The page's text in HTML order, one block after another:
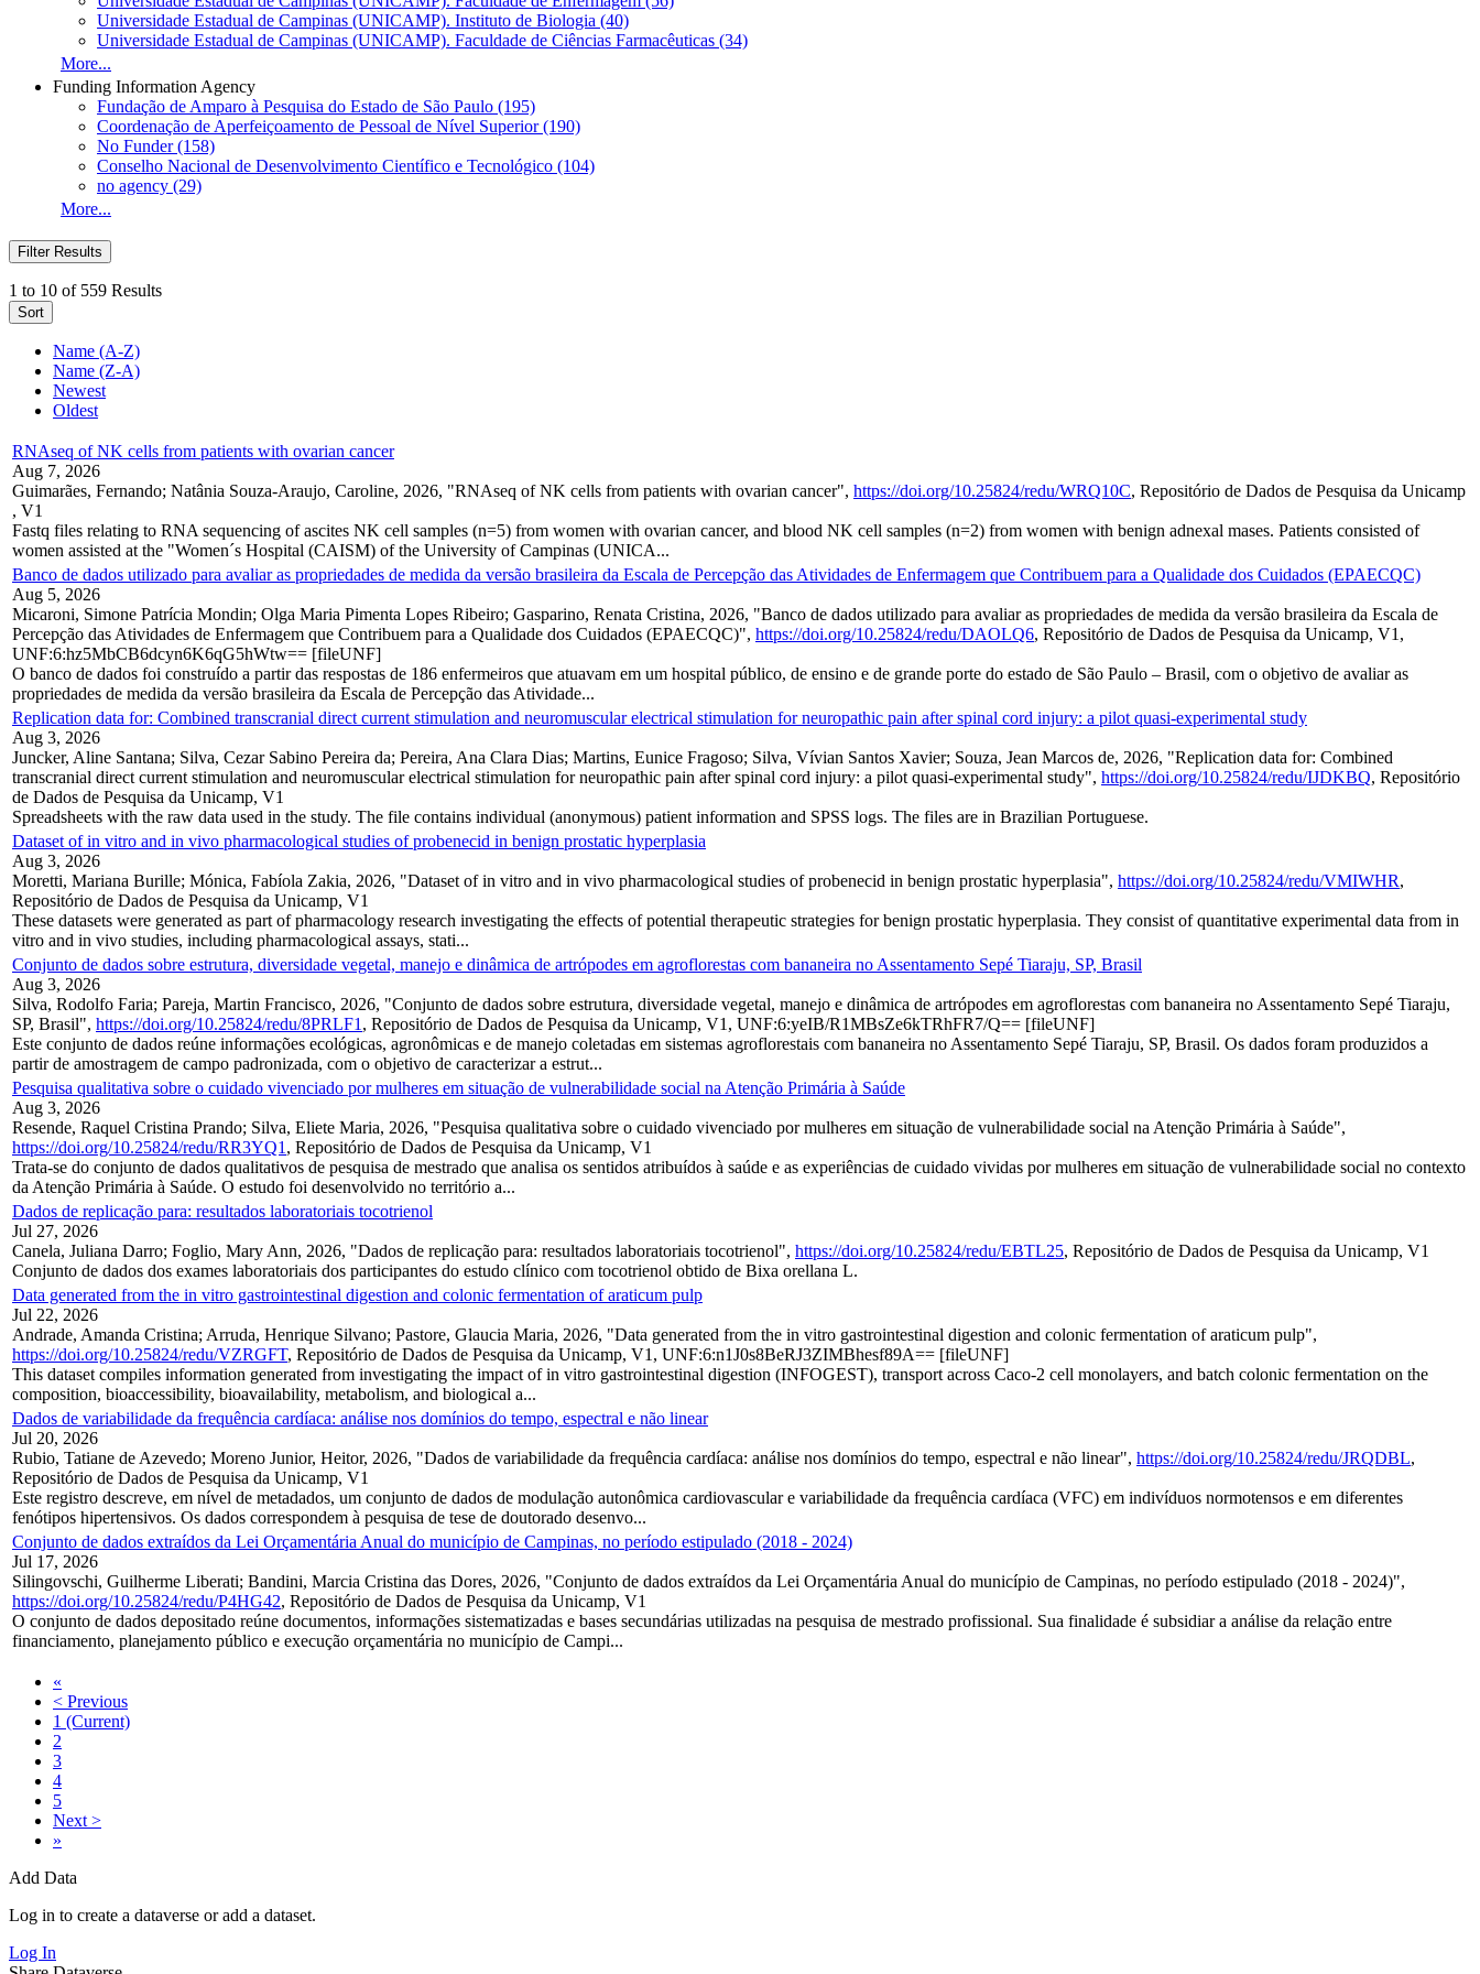
Universidade Estadual de Campinas (UNICAMP). Instituto de Biologia (40)
Universidade Estadual de Campinas (UNICAMP). Faculdade de Ciências Farmacêuticas (34)
More...
Funding Information Agency
Fundação de Amparo à Pesquisa do Estado de São Paulo (195)
Coordenação de Aperfeiçoamento de Pessoal de Nível Superior (190)
No Funder (158)
Conselho Nacional de Desenvolvimento Científico e Tecnológico (104)
no agency (29)
More...
Filter Results
1 to 10 of 559 Results
Sort
Name (A-Z)
Name (Z-A)
Newest
Oldest
RNAseq of NK cells from patients with ovarian cancer
Aug 7, 2026
Guimarães, Fernando; Natânia Souza-Araujo, Caroline, 2026, "RNAseq of NK cells from patients with ovarian cancer", https://doi.org/10.25824/redu/WRQ10C, Repositório de Dados de Pesquisa da Unicamp
, V1
Fastq files relating to RNA sequencing of ascites NK cell samples (n=5) from women with ovarian cancer, and blood NK cell samples (n=2) from women with benign adnexal mases. Patients consisted of
women assisted at the "Women´s Hospital (CAISM) of the University of Campinas (UNICA...
Banco de dados utilizado para avaliar as propriedades de medida da versão brasileira da Escala de Percepção das Atividades de Enfermagem que Contribuem para a Qualidade dos Cuidados (EPAECQC)
Aug 5, 2026
Micaroni, Simone Patrícia Mondin; Olga Maria Pimenta Lopes Ribeiro; Gasparino, Renata Cristina, 2026, "Banco de dados utilizado para avaliar as propriedades de medida da versão brasileira da Escala de
Percepção das Atividades de Enfermagem que Contribuem para a Qualidade dos Cuidados (EPAECQC)", https://doi.org/10.25824/redu/DAOLQ6, Repositório de Dados de Pesquisa da Unicamp, V1,
UNF:6:hz5MbCB6dcyn6K6qG5hWtw== [fileUNF]
O banco de dados foi construído a partir das respostas de 186 enfermeiros que atuavam em um hospital público, de ensino e de grande porte do estado de São Paulo – Brasil, com o objetivo de avaliar as
propriedades de medida da versão brasileira da Escala de Percepção das Atividade...
Replication data for: Combined transcranial direct current stimulation and neuromuscular electrical stimulation for neuropathic pain after spinal cord injury: a pilot quasi-experimental study
Aug 3, 2026
Juncker, Aline Santana; Silva, Cezar Sabino Pereira da; Pereira, Ana Clara Dias; Martins, Eunice Fragoso; Silva, Vívian Santos Xavier; Souza, Jean Marcos de, 2026, "Replication data for: Combined
transcranial direct current stimulation and neuromuscular electrical stimulation for neuropathic pain after spinal cord injury: a pilot quasi-experimental study", https://doi.org/10.25824/redu/IJDKBQ, Repositório
de Dados de Pesquisa da Unicamp, V1
Spreadsheets with the raw data used in the study. The file contains individual (anonymous) patient information and SPSS logs. The files are in Brazilian Portuguese.
Dataset of in vitro and in vivo pharmacological studies of probenecid in benign prostatic hyperplasia
Aug 3, 2026
Moretti, Mariana Burille; Mónica, Fabíola Zakia, 2026, "Dataset of in vitro and in vivo pharmacological studies of probenecid in benign prostatic hyperplasia", https://doi.org/10.25824/redu/VMIWHR,
Repositório de Dados de Pesquisa da Unicamp, V1
These datasets were generated as part of pharmacology research investigating the effects of potential therapeutic strategies for benign prostatic hyperplasia. They consist of quantitative experimental data from in
vitro and in vivo studies, including pharmacological assays, stati...
Conjunto de dados sobre estrutura, diversidade vegetal, manejo e dinâmica de artrópodes em agroflorestas com bananeira no Assentamento Sepé Tiaraju, SP, Brasil
Aug 3, 2026
Silva, Rodolfo Faria; Pareja, Martin Francisco, 2026, "Conjunto de dados sobre estrutura, diversidade vegetal, manejo e dinâmica de artrópodes em agroflorestas com bananeira no Assentamento Sepé Tiaraju,
SP, Brasil", https://doi.org/10.25824/redu/8PRLF1 , Repositório de Dados de Pesquisa da Unicamp, V1, UNF:6:yeIB/R1MBsZe6kTRhFR7/Q== [fileUNF]
Este conjunto de dados reúne informações ecológicas, agronômicas e de manejo coletadas em sistemas agroflorestais com bananeira no Assentamento Sepé Tiaraju, SP, Brasil. Os dados foram produzidos a
partir de amostragem de campo padronizada, com o objetivo de caracterizar a estrut...
Pesquisa qualitativa sobre o cuidado vivenciado por mulheres em situação de vulnerabilidade social na Atenção Primária à Saúde
Aug 3, 2026
Resende, Raquel Cristina Prando; Silva, Eliete Maria, 2026, "Pesquisa qualitativa sobre o cuidado vivenciado por mulheres em situação de vulnerabilidade social na Atenção Primária à Saúde",
https://doi.org/10.25824/redu/RR3YQ1 , Repositório de Dados de Pesquisa da Unicamp, V1
Trata-se do conjunto de dados qualitativos de pesquisa de mestrado que analisa os sentidos atribuídos à saúde e as experiências de cuidado vividas por mulheres em situação de vulnerabilidade social no contexto
da Atenção Primária à Saúde. O estudo foi desenvolvido no território a...
Dados de replicação para: resultados laboratoriais tocotrienol
Jul 27, 2026
Canela, Juliana Darro; Foglio, Mary Ann, 2026, "Dados de replicação para: resultados laboratoriais tocotrienol", https://doi.org/10.25824/redu/EBTL25, Repositório de Dados de Pesquisa da Unicamp, V1
Conjunto de dados dos exames laboratoriais dos participantes do estudo clínico com tocotrienol obtido de Bixa orellana L.
Data generated from the in vitro gastrointestinal digestion and colonic fermentation of araticum pulp
Jul 22, 2026
Andrade, Amanda Cristina; Arruda, Henrique Silvano; Pastore, Glaucia Maria, 2026, "Data generated from the in vitro gastrointestinal digestion and colonic fermentation of araticum pulp",
https://doi.org/10.25824/redu/VZRGFT, Repositório de Dados de Pesquisa da Unicamp, V1, UNF:6:n1J0s8BeRJ3ZIMBhesf89A== [fileUNF]
This dataset compiles information generated from investigating the impact of in vitro gastrointestinal digestion (INFOGEST), transport across Caco-2 cell monolayers, and batch colonic fermentation on the
composition, bioaccessibility, bioavailability, metabolism, and biological a...
Dados de variabilidade da frequência cardíaca: análise nos domínios do tempo, espectral e não linear
Jul 20, 2026
Rubio, Tatiane de Azevedo; Moreno Junior, Heitor, 2026, "Dados de variabilidade da frequência cardíaca: análise nos domínios do tempo, espectral e não linear", https://doi.org/10.25824/redu/JRQDBL,
Repositório de Dados de Pesquisa da Unicamp, V1
Este registro descreve, em nível de metadados, um conjunto de dados de modulação autonômica cardiovascular e variabilidade da frequência cardíaca (VFC) em indivíduos normotensos e em diferentes
fenótipos hipertensivos. Os dados correspondem à pesquisa de tese de doutorado desenvo...
Conjunto de dados extraídos da Lei Orçamentária Anual do município de Campinas, no período estipulado (2018 - 2024)
Jul 17, 2026
Silingovschi, Guilherme Liberati; Bandini, Marcia Cristina das Dores, 2026, "Conjunto de dados extraídos da Lei Orçamentária Anual do município de Campinas, no período estipulado (2018 - 2024)",
https://doi.org/10.25824/redu/P4HG42, Repositório de Dados de Pesquisa da Unicamp, V1
O conjunto de dados depositado reúne documentos, informações sistematizadas e bases secundárias utilizadas na pesquisa de mestrado profissional. Sua finalidade é subsidiar a análise da relação entre
financiamento, planejamento público e execução orçamentária no município de Campi...
«
< Previous
1 (Current)
2
3
4
5
Next >
»
Add Data
Log in to create a dataverse or add a dataset.
Log In